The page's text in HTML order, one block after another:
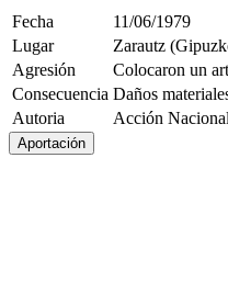
Fecha
11/06/1979
Lugar
Zarautz
Agresión
Colocaron un
Consecuencia Daños
Autoria
Acción